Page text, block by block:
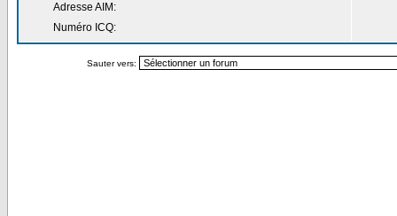
Adresse AIM:
Numéro ICQ:
Sauter vers: